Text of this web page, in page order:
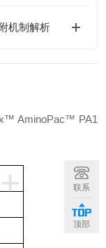
机制解析
AminoPac™ PA1
+ 联系
顶部